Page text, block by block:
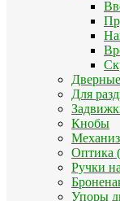
Для
Кнобы
Оптика
Ручки
Упоры